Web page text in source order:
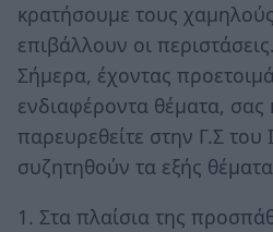
κρατήσουμε τους
επιβάλλουν οι περιστάσεις.
Σήμερα, έχοντας
ενδιαφέροντα θέματα,
παρευρεθείτε στην Γ.Σ
συζητηθούν τα εξής
1. Στα πλαίσια της